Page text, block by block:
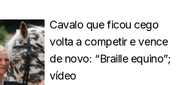
Cavalo que ficou cego
volta a competir e vence
de novo: “Braille equino”;
vídeo